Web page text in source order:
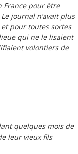
France pour être
journal n’avait plus
pour toutes sortes
qui ne le lisaient
volontiers de
quelques mois de
leur vieux fils